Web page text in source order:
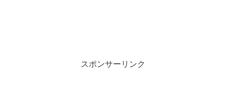
スポンサーリンク